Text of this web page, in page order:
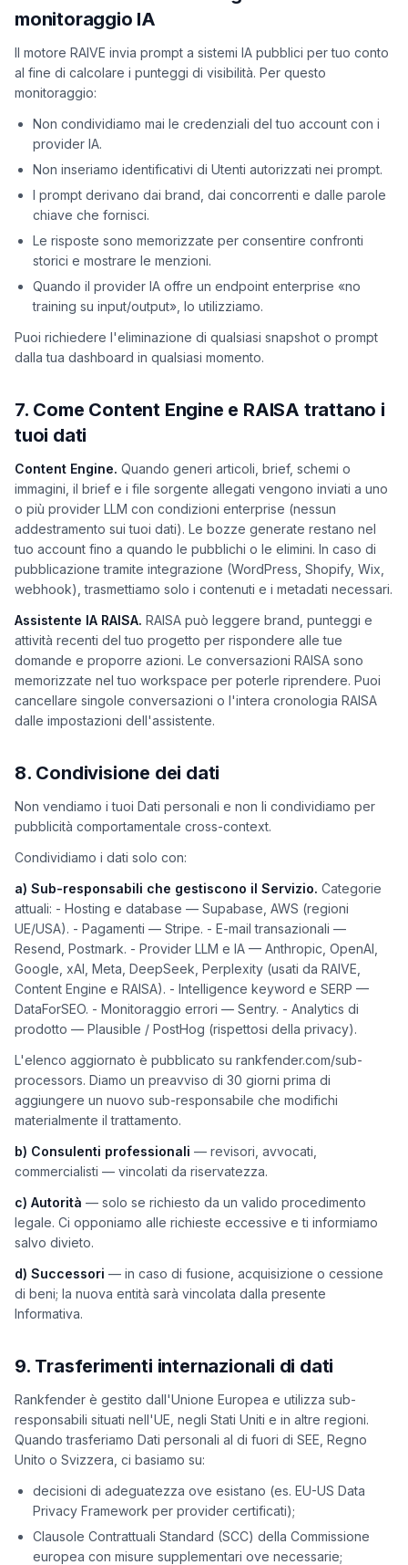
monitoraggio IA
Il motore RAIVE invia prompt a sistemi IA pubblici per tuo conto
al fine di calcolare i punteggi di visibilità. Per questo
monitoraggio:
Non condividiamo mai le credenziali del tuo account con i
provider IA.
Non inseriamo identificativi di Utenti autorizzati nei prompt.
I prompt derivano dai brand, dai concorrenti e dalle parole
chiave che fornisci.
Le risposte sono memorizzate per consentire confronti
storici e mostrare le menzioni.
Quando il provider IA offre un endpoint enterprise «no
training su input/output», lo utilizziamo.
Puoi richiedere l'eliminazione di qualsiasi snapshot o prompt
dalla tua dashboard in qualsiasi momento.
7. Come Content Engine e RAISA trattano i
tuoi dati
Content Engine. Quando generi articoli, brief, schemi o
immagini, il brief e i file sorgente allegati vengono inviati a uno
o più provider LLM con condizioni enterprise (nessun
addestramento sui tuoi dati). Le bozze generate restano nel
tuo account fino a quando le pubblichi o le elimini. In caso di
pubblicazione tramite integrazione (WordPress, Shopify, Wix,
webhook), trasmettiamo solo i contenuti e i metadati necessari.
Assistente IA RAISA. RAISA può leggere brand, punteggi e
attività recenti del tuo progetto per rispondere alle tue
domande e proporre azioni. Le conversazioni RAISA sono
memorizzate nel tuo workspace per poterle riprendere. Puoi
cancellare singole conversazioni o l'intera cronologia RAISA
dalle impostazioni dell'assistente.
8. Condivisione dei dati
Non vendiamo i tuoi Dati personali e non li condividiamo per
pubblicità comportamentale cross-context.
Condividiamo i dati solo con:
a) Sub-responsabili che gestiscono il Servizio. Categorie
attuali: - Hosting e database — Supabase, AWS (regioni
UE/USA). - Pagamenti — Stripe. - E-mail transazionali —
Resend, Postmark. - Provider LLM e IA — Anthropic, OpenAI,
Google, xAI, Meta, DeepSeek, Perplexity (usati da RAIVE,
Content Engine e RAISA). - Intelligence keyword e SERP —
DataForSEO. - Monitoraggio errori — Sentry. - Analytics di
prodotto — Plausible / PostHog (rispettosi della privacy).
L'elenco aggiornato è pubblicato su rankfender.com/sub-
processors. Diamo un preavviso di 30 giorni prima di
aggiungere un nuovo sub-responsabile che modifichi
materialmente il trattamento.
b) Consulenti professionali — revisori, avvocati,
commercialisti — vincolati da riservatezza.
c) Autorità — solo se richiesto da un valido procedimento
legale. Ci opponiamo alle richieste eccessive e ti informiamo
salvo divieto.
d) Successori — in caso di fusione, acquisizione o cessione
di beni; la nuova entità sarà vincolata dalla presente
Informativa.
9. Trasferimenti internazionali di dati
Rankfender è gestito dall'Unione Europea e utilizza sub-
responsabili situati nell'UE, negli Stati Uniti e in altre regioni.
Quando trasferiamo Dati personali al di fuori di SEE, Regno
Unito o Svizzera, ci basiamo su:
decisioni di adeguatezza ove esistano (es. EU-US Data
Privacy Framework per provider certificati);
Clausole Contrattuali Standard (SCC) della Commissione
europea con misure supplementari ove necessarie;